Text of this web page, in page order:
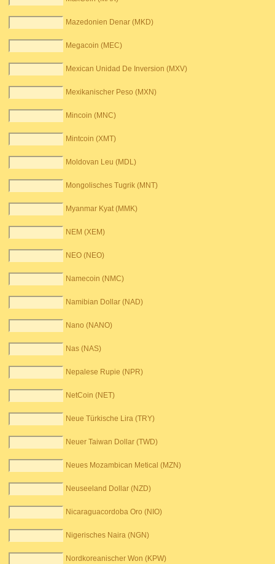
Mazedonien Denar (MKD)
Megacoin (MEC)
Mexican Unidad De Inversion (MXV)
Mexikanischer Peso (MXN)
Mincoin (MNC)
Mintcoin (XMT)
Moldovan Leu (MDL)
Mongolisches Tugrik (MNT)
Myanmar Kyat (MMK)
NEM (XEM)
NEO (NEO)
Namecoin (NMC)
Namibian Dollar (NAD)
Nano (NANO)
Nas (NAS)
Nepalese Rupie (NPR)
NetCoin (NET)
Neue Türkische Lira (TRY)
Neuer Taiwan Dollar (TWD)
Neues Mozambican Metical (MZN)
Neuseeland Dollar (NZD)
Nicaraguacordoba Oro (NIO)
Nigerisches Naira (NGN)
Nordkoreanischer Won (KPW)